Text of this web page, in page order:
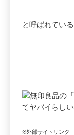
と呼ばれている
無印良品の
てヤバイらしい
※外部サイトリンク